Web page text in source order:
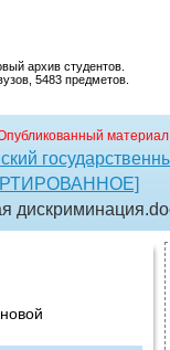
архив студентов.
5483 предметов.
дискриминация